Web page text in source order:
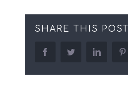
SHARE THIS POST
facebooktwitter linkedin